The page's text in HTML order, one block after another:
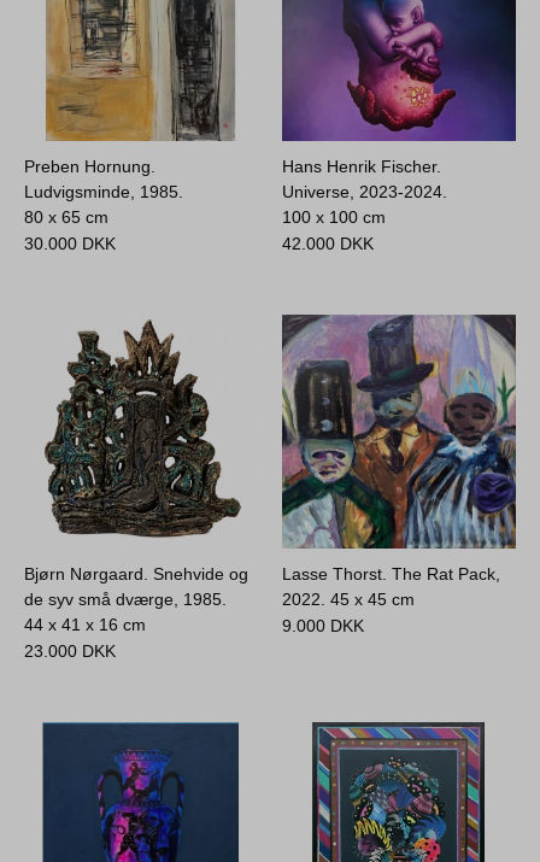
Preben Hornung.
Ludvigsminde, 1985.
80 x 65 cm
30.000 DKK
Hans Henrik Fischer.
Universe, 2023-2024.
100 x 100 cm
42.000 DKK
Bjørn Nørgaard. Snehvide og
de syv små dværge, 1985.
44 x 41 x 16 cm
23.000 DKK
Lasse Thorst. The Rat Pack,
2022.45 x 45 cm
9.000 DKK